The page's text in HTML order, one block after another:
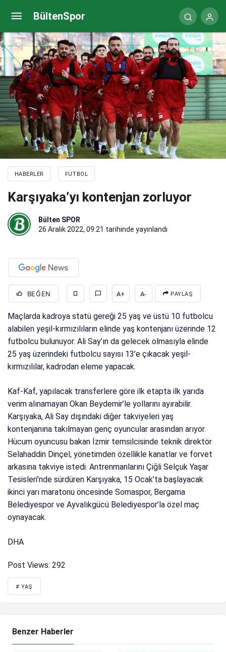
BültenSpor
HABERLER FUTBOL
Karşıyaka’yı kontenjan zorluyor
Bülten SPOR
26 Aralık 2022, 09:21 tarihinde yayınlandı
BEĞEN A+ A- PAYLAŞ
Maçlarda kadroya statü gereği 25 yaş ve üstü 10 futbolcu
alabilen yeşil-kırmızılıların elinde yaş kontenjanı üzerinde 12
futbolcu bulunuyor. Ali Say’ın da gelecek olmasıyla elinde
25 yaş üzerindeki futbolcu sayısı 13’e çıkacak yeşil-
kırmızılılar, kadrodan eleme yapacak.
Kaf-Kaf, yapılacak transferlere göre ilk etapta ilk yarıda
verim alınamayan Okan Beydemir’le yollarını ayırabilir.
Karşıyaka, Ali Say dışındaki diğer takviyeleri yaş
kontenjanına takılmayan genç oyuncular arasından arıyor.
Hücum oyuncusu bakan İzmir temsilcisinde teknik direktör
Selahaddin Dinçel, yönetimden özellikle kanatlar ve forvet
arkasına takviye istedi. Antrenmanlarını Çiğli Selçuk Yaşar
Tesisleri’nde sürdüren Karşıyaka, 15 Ocak’ta başlayacak
ikinci yarı maratonu öncesinde Somaspor, Bergama
Belediyespor ve Ayvalıkgücü Belediyespor’la özel maç
oynayacak.
DHA
Post Views: 292
# YAŞ
Benzer Haberler
İsmail Ertekin: “Özer Hurmacı yöneticilerimizle
görüşüyor”